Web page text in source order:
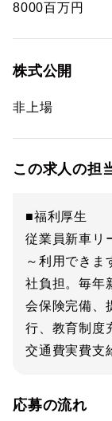
8000百万円
株式公開
非上場
この求人の担
■福利厚生
従業員新車リ
～利用できま
社負担。毎年
会保険完備、
行、教育制度
交通費実費支
応募の流れ